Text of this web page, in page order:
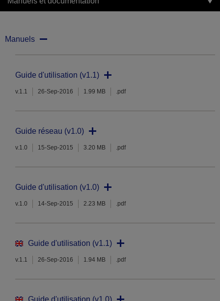
Manuels
Guide d'utilisation (v1.1)
v.1.1 26-Sep-2016 1.99 MB .pdf
Guide réseau (v1.0)
v.1.0 15-Sep-2015 3.20 MB .pdf
Guide d'utilisation (v1.0)
v.1.0 14-Sep-2015 2.23 MB .pdf
Guide d'utilisation (v1.1)
v.1.1 26-Sep-2016 1.94 MB .pdf